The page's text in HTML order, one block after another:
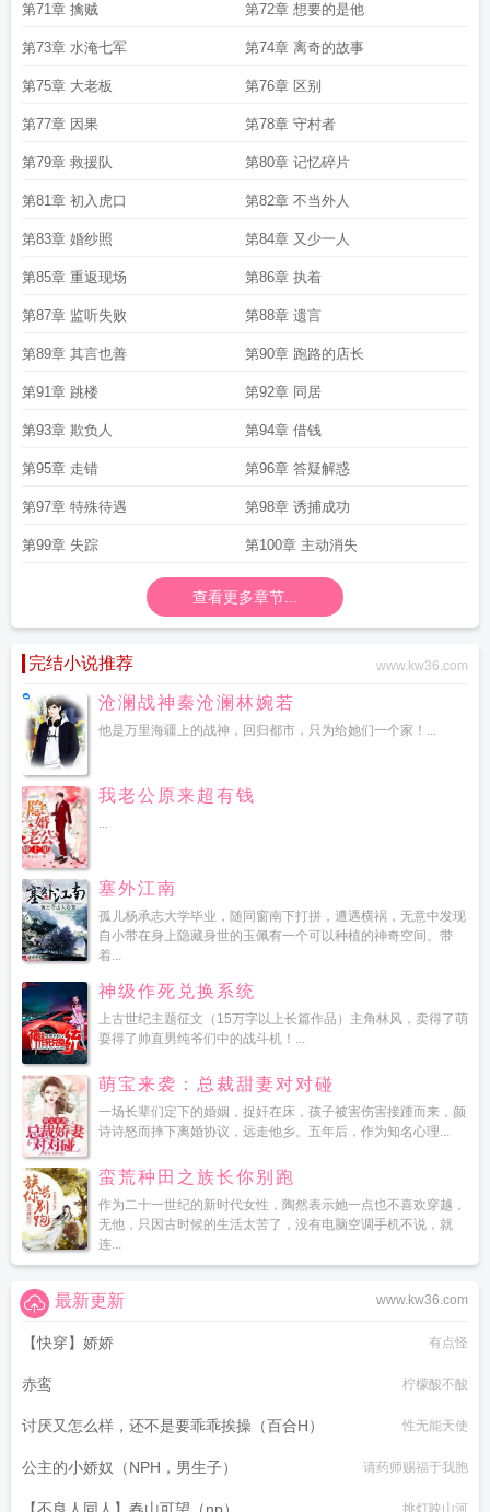
第71章 擒贼 第72章 想要的是他
第73章 水淹七军 第74章 离奇的故事
第75章 大老板 第76章 区别
第77章 因果 第78章 守村者
第79章 救援队 第80章 记忆碎片
第81章 初入虎口 第82章 不当外人
第83章 婚纱照 第84章 又少一人
第85章 重返现场 第86章 执着
第87章 监听失败 第88章 遗言
第89章 其言也善 第90章 跑路的店长
第91章 跳楼 第92章 同居
第93章 欺负人 第94章 借钱
第95章 走错 第96章 答疑解惑
第97章 特殊待遇 第98章 诱捕成功
第99章 失踪 第100章 主动消失
查看更多章节...
完结小说推荐 www.kw36.com
沧澜战神秦沧澜林婉若
他是万里海疆上的战神，回归都市，只为给她们一个家！...
我老公原来超有钱
...
塞外江南
孤儿杨承志大学毕业，随同窗南下打拼，遭遇横祸，无意中发现
自小带在身上隐藏身世的玉佩有一个可以种植的神奇空间。带
着...
神级作死兑换系统
上古世纪主题征文（15万字以上长篇作品）主角林风，卖得了萌
耍得了帅直男纯爷们中的战斗机！...
萌宝来袭：总裁甜妻对对碰
一场长辈们定下的婚姻，捉奸在床，孩子被害伤害接踵而来，颜
诗诗怒而摔下离婚协议，远走他乡。五年后，作为知名心理...
蛮荒种田之族长你别跑
作为二十一世纪的新时代女性，陶然表示她一点也不喜欢穿越，
无他，只因古时候的生活太苦了，没有电脑空调手机不说，就
连...
www.kw36.com
最新更新
【快穿】娇娇 有点怪
赤鸾 柠檬酸不酸
讨厌又怎么样，还不是要乖乖挨操（百合H） 性无能天使
公主的小娇奴（NPH，男生子） 请药师赐福于我胞
挑灯映山河